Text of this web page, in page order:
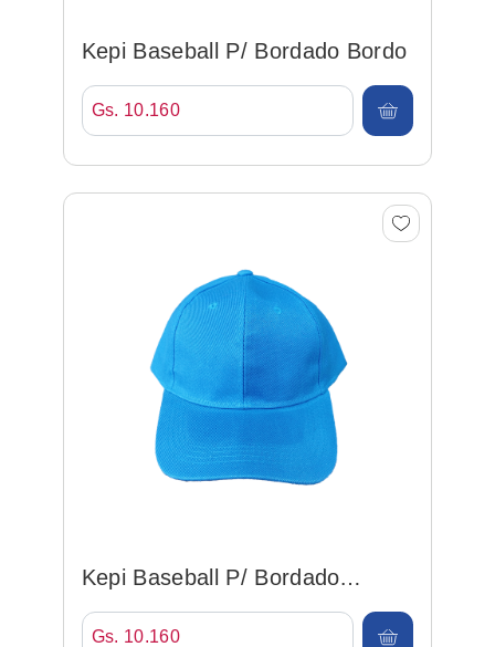
Kepi Baseball P/ Bordado Bordo
Gs. 10.160
Kepi Baseball P/ Bordado
Celeste
Gs. 10.160